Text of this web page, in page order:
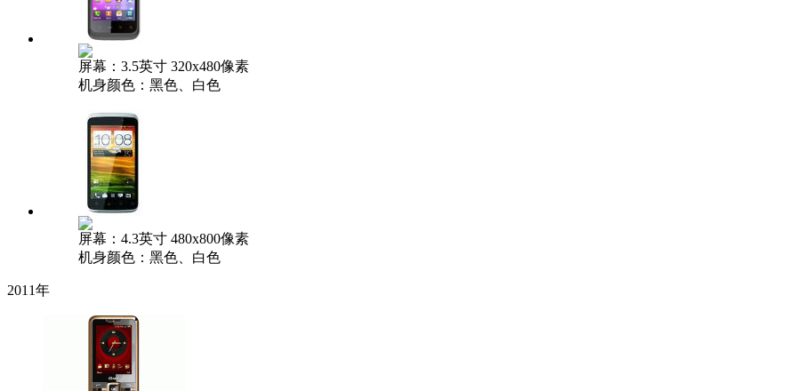
屏幕：3.5英寸 320x480像素
机身颜色：黑色、白色
屏幕：4.3英寸 480x800像素
机身颜色：黑色、白色
2011年